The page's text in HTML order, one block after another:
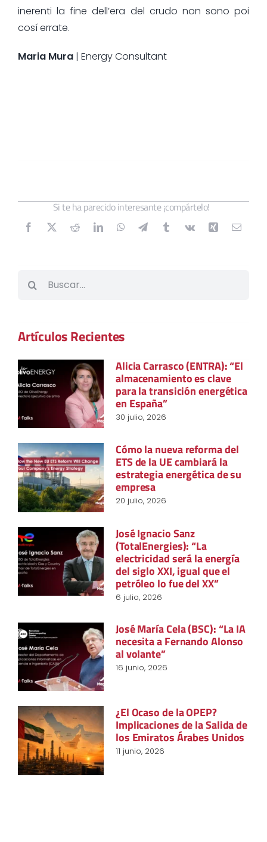
inerenti la fine dell’era del crudo non sono poi
cosí errate.
Maria Mura| Energy Consultant
Si te ha parecido interesante ¡compártelo!
Artículos Recientes
Alicia Carrasco (ENTRA): “El
almacenamiento es clave
para la transición energética
en España”
30 julio, 2026
Cómo la nueva reforma del
ETS de la UE cambiará la
estrategia energética de su
empresa
20 julio, 2026
José Ignacio Sanz
(TotalEnergies): “La
electricidad será la energía
del siglo XXI, igual que el
petróleo lo fue del XX”
6 julio, 2026
José María Cela (BSC): “La IA
necesita a Fernando Alonso
al volante”
16 junio, 2026
¿El Ocaso de la OPEP?
Implicaciones de la Salida de
los Emiratos Árabes Unidos
11 junio, 2026